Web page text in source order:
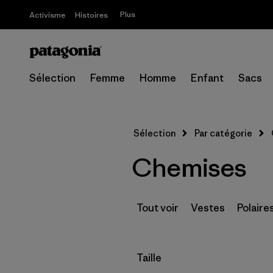
Activisme Histoires Plus
Sélection Femme Homme Enfant Sacs
Sélection Par catégorie
Chemises
Tout voir Vestes
Filtrer par
Taille